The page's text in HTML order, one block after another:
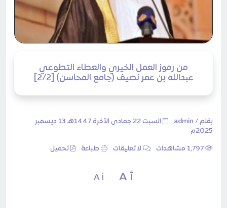
من رموز العمل الخيري والعطاء التطوعي
عبدالله بن عمر نصيف (جامع المحاسن) [2/2]
بقلم / admin
السبت 22 جمادى الآخرة 1447هـ 13 ديسمبر
2025م
لا تعليقات طباعة تحميل
أ A أ A